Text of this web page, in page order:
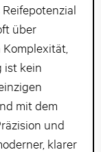
über
ist kein
mit dem
und
klarer